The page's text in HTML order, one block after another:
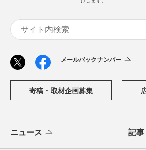
メールバックナンバー
寄稿・取材企画募集
ニュース 記事